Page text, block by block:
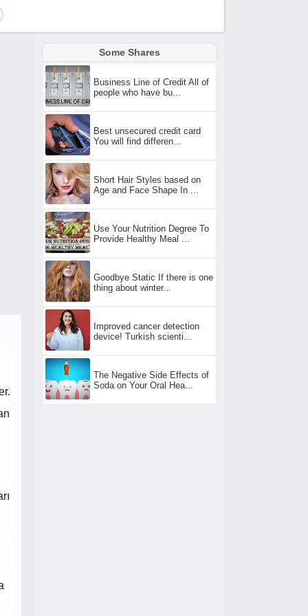
Some Shares
Business Line of Credit All of
people who have bu...
Best unsecured credit card
You will find differen...
Short Hair Styles based on
Age and Face Shape In ...
Use Your Nutrition Degree To
Provide Healthy Meal ...
Goodbye Static If there is one
thing about winter...
Improved cancer detection
device! Turkish scienti...
The Negative Side Effects of
Soda on Your Oral Hea...